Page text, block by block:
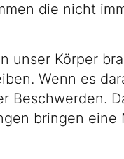
die nicht
unser Körper
Wenn es
Beschwerden.
bringen